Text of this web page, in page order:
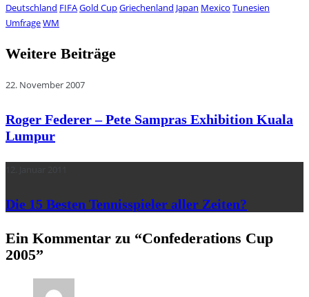
Deutschland FIFAGold CupGriechenland Japan Mexico Tunesien
UmfrageWM
Weitere Beiträge
22. November 2007
Roger Federer – Pete Sampras Exhibition Kuala
Lumpur
Die 15 Besten Tennisspieler aller Zeiten?
Ein Kommentar zu “Confederations Cup
2005”